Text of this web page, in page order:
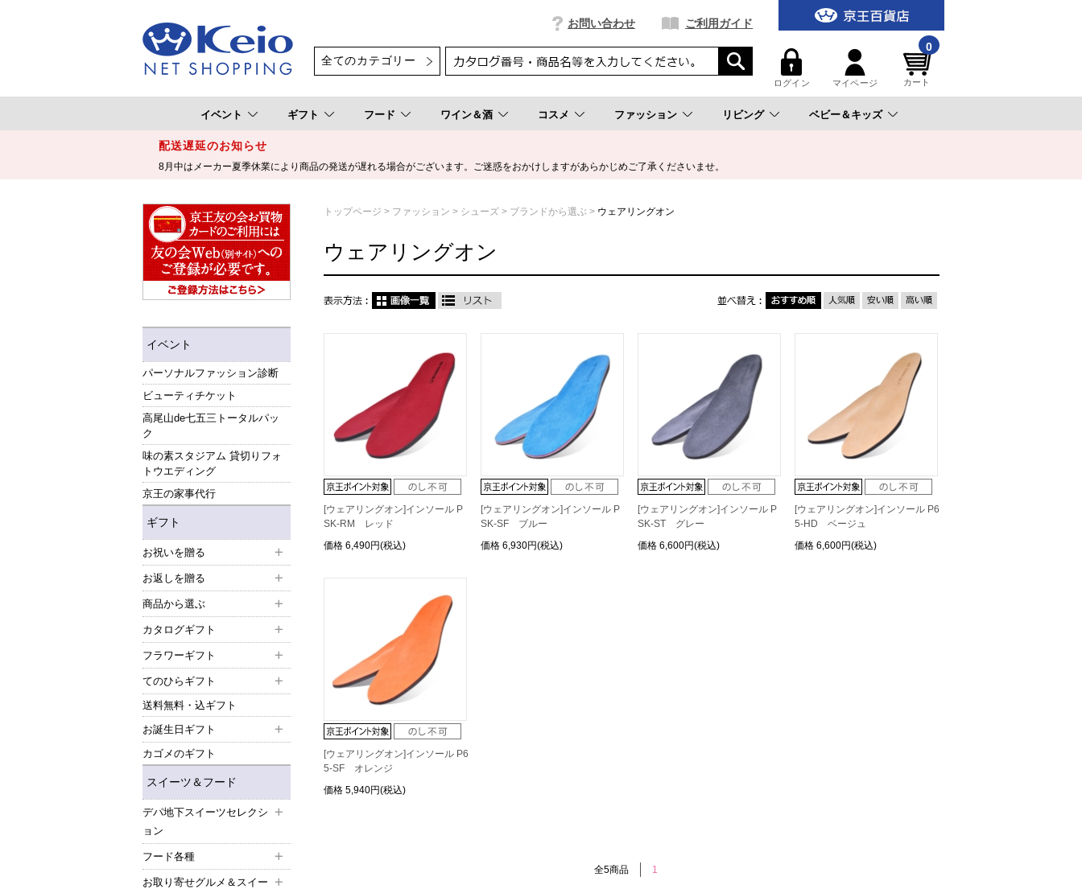
お問い合わせ ご利用ガイド
ログイン マイページ
0
カート
イベント ギフト フード ワイン＆酒 コスメ ファッション リビング ベビー＆キッズ
配送遅延のお知らせ
8月中はメーカー夏季休業により商品の発送が遅れる場合がございます。ご迷惑をおかけしますがあらかじめご了承くださいませ。
イベント
パーソナルファッション診断
ビューティチケット
高尾山de七五三トータルパッ
ク
味の素スタジアム 貸切りフォ
トウエディング
京王の家事代行
ギフト
お祝いを贈る
お返しを贈る
商品から選ぶ
カタログギフト
フラワーギフト
てのひらギフト
送料無料・込ギフト
お誕生日ギフト
カゴメのギフト
スイーツ＆フード
デパ地下スイーツセレクシ
ョン
フード各種
お取り寄せグルメ＆スイー
トップページ ファッション シューズ ブランドから選ぶ ウェアリングオン
ウェアリングオン
[ウェアリングオン]インソール P
SK-RM レッド
価格 6,490円(税込)
[ウェアリングオン]インソール P
SK-SF ブルー
価格 6,930円(税込)
[ウェアリングオン]インソール P
SK-ST グレー
価格 6,600円(税込)
[ウェアリングオン]インソール P6
5-HD ベージュ
価格 6,600円(税込)
[ウェアリングオン]インソール P6
5-SF オレンジ
価格 5,940円(税込)
全5商品 1